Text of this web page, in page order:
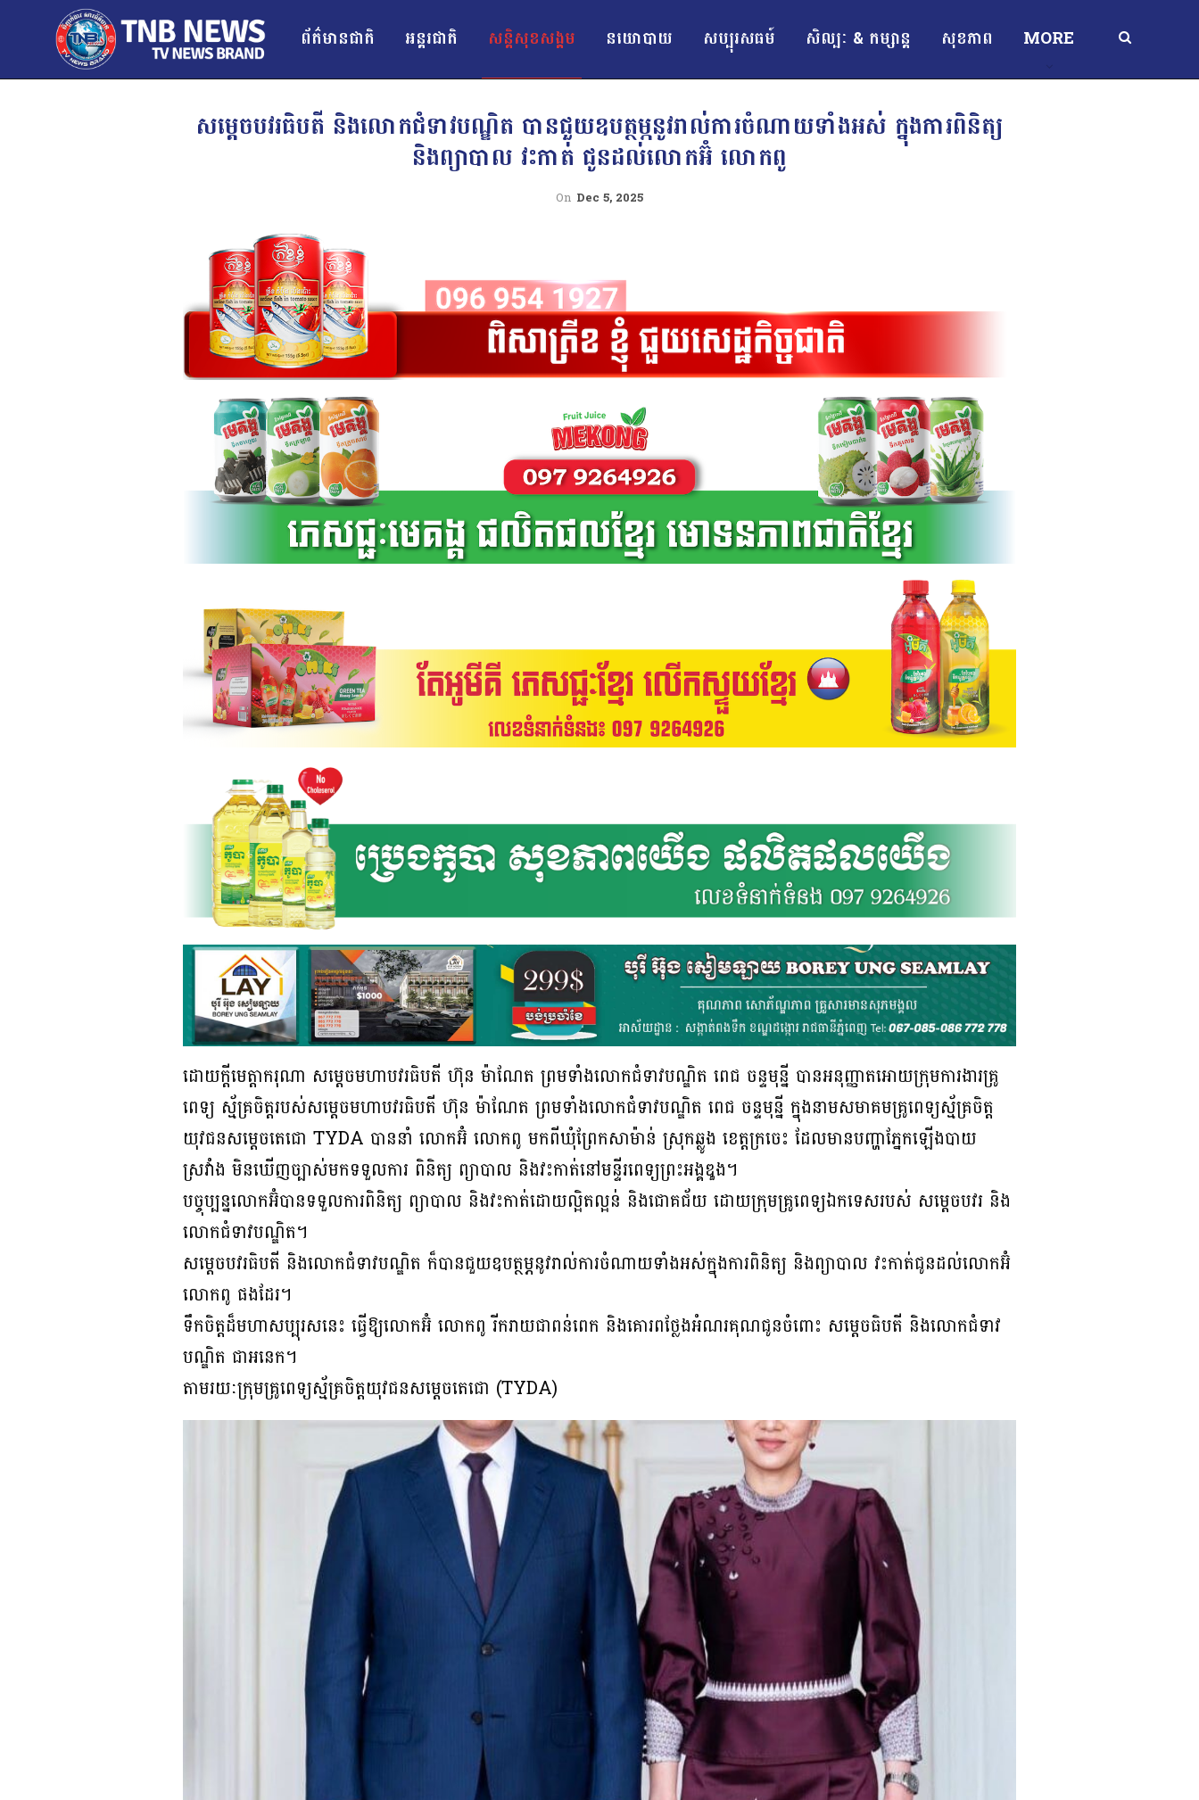
ព័ត៌មានជាតិ អន្ដរជាតិ សន្តិសុខសង្គម នយោបាយ សប្បុរសធម៍ សិល្បៈ & កម្សាន្ត សុខភាព MORE
សម្តេចបវរធិបតី និងលោកជំទាវបណ្ឌិត បានជួយឧបត្ថម្ភនូវរាល់ការចំណាយទាំងអស់ ក្នុងការពិនិត្យ
និងព្យាបាល វះកាត់ ជូនដល់លោកអ៊ំ លោកពូ
On Dec 5, 2025
ដោយក្តីមេត្តាករុណា សម្តេចមហាបវរធិបតី ហ៊ុន ម៉ាណែត ព្រមទាំងលោកជំទាវបណ្ឌិត ពេជ ចន្ទមុន្នី បានអនុញ្ញាតអោយក្រុមការងារគ្រូ
ពេទ្យ ស្ម័គ្រចិត្តរបស់សម្តេចមហាបវរធិបតី ហ៊ុន ម៉ាណែត ព្រមទាំងលោកជំទាវបណ្ឌិត ពេជ ចន្ទមុន្នី ក្នុងនាមសមាគមគ្រូពេទ្យស្ម័គ្រចិត្ត
យុវជនសម្តេចតេជោ TYDA បាននាំ លោកអ៊ំ លោកពូ មកពីឃុំព្រែកសាម៉ាន់ ស្រុកឆ្លូង ខេត្តក្រចេះ ដែលមានបញ្ហាភ្នែកឡើងបាយ
ស្រវាំង មិនឃើញច្បាស់មកទទួលការ ពិនិត្យ ព្យាបាល និងវះកាត់នៅមន្ទីរពេទ្យព្រះអង្គឌួង។
បច្ចុប្បន្នលោកអ៊ំបានទទួលការពិនិត្យ ព្យាបាល និងវះកាត់ដោយល្អិតល្អន់ និងជោគជ័យ ដោយក្រុមគ្រូពេទ្យឯកទេសរបស់ សម្តេចបវរ និង
លោកជំទាវបណ្ឌិត។
សម្តេចបវរធិបតី និងលោកជំទាវបណ្ឌិត ក៏បានជួយឧបត្ថម្ភនូវរាល់ការចំណាយទាំងអស់ក្នុងការពិនិត្យ និងព្យាបាល វះកាត់ជូនដល់លោកអ៊ំ
លោកពូ ផងដែរ។
ទឹកចិត្តដ៏មហាសប្បុរសនេះ ធ្វើឱ្យលោកអ៊ំ លោកពូ រីករាយជាពន់ពេក និងគោរពថ្លែងអំណរគុណជូនចំពោះ សម្តេចធិបតី និងលោកជំទាវ
បណ្ឌិត ជាអនេក។
តាមរយៈក្រុមគ្រូពេទ្យស្ម័គ្រចិត្តយុវជនសម្តេចតេជោ (TYDA)